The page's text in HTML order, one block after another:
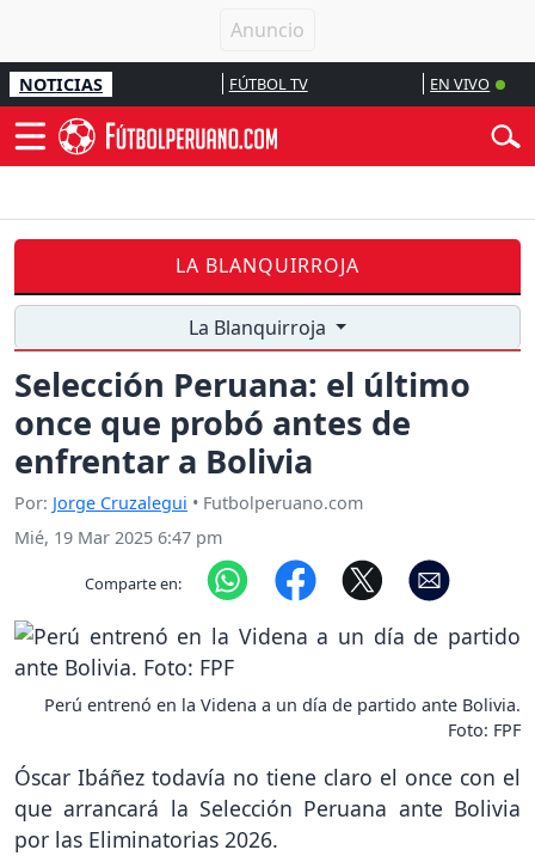
NOTICIAS FÚTBOL TV EN VIVO
LA BLANQUIRROJA
La Blanquirroja
Selección Peruana: el último
once que probó antes de
enfrentar a Bolivia
Por: Jorge Cruzalegui • Futbolperuano.com
Mié, 19 Mar 2025 6:47 pm
Comparte en:
Perú entrenó en la Videna a un día de partido ante Bolivia.
Foto: FPF
Óscar Ibáñez todavía no tiene claro el once con el
que arrancará la Selección Peruana ante Bolivia
por las Eliminatorias 2026.